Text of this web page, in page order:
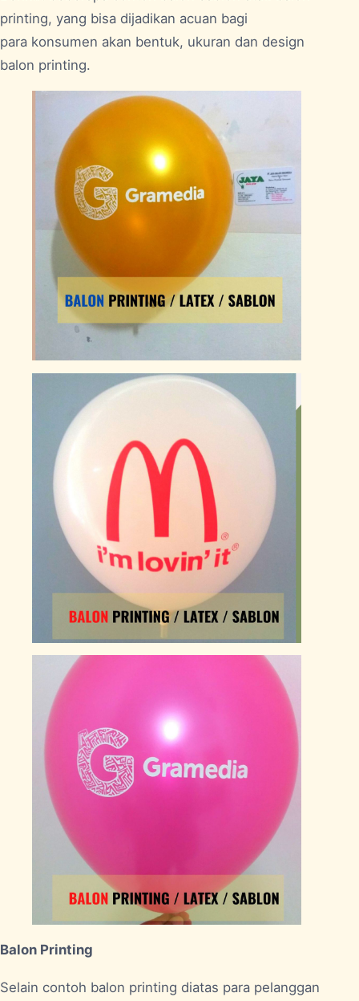
printing, yang bisa dijadikan acuan bagi
para konsumen akan bentuk, ukuran dan design
balon printing.
Balon Printing
Selain contoh balon printing diatas para pelanggan